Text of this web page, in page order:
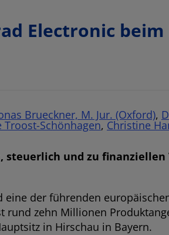
Electronic
Brueckner, M. Jur. (Oxford),
Troost-Schönhagen, Christine
steuerlich und zu
eine der führenden
zehn Millionen
in Hirschau in Bayern.